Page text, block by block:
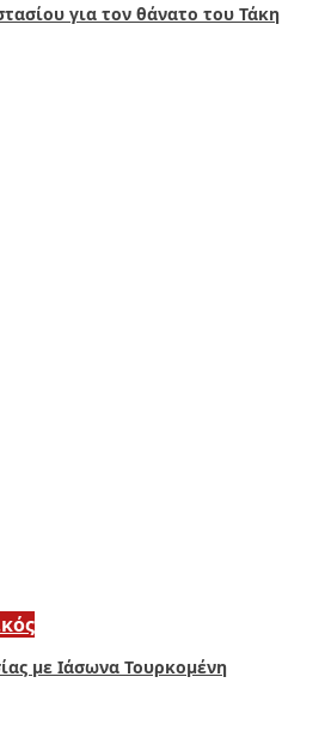
για τον θάνατο του Τάκη
με Ιάσωνα Τουρκομένη